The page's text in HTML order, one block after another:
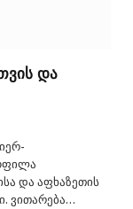
და
და აფხაზეთის
ვითარება…